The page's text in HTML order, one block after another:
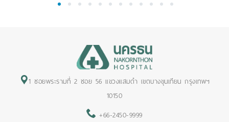
1 2 3 4 5 6 7 8 9 10 11 12
1 ซอยพระรามที่ 2 ซอย 56 แขวงแสมดำ เขตบางขุนเทียน กรุงเทพฯ
10150
+66-2450-9999